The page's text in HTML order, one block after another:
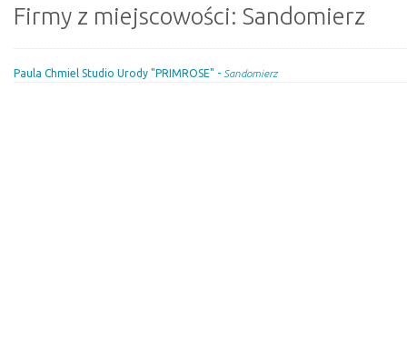
Firmy z miejscowości: Sandomierz
Paula Chmiel Studio Urody "PRIMROSE" - Sandomierz